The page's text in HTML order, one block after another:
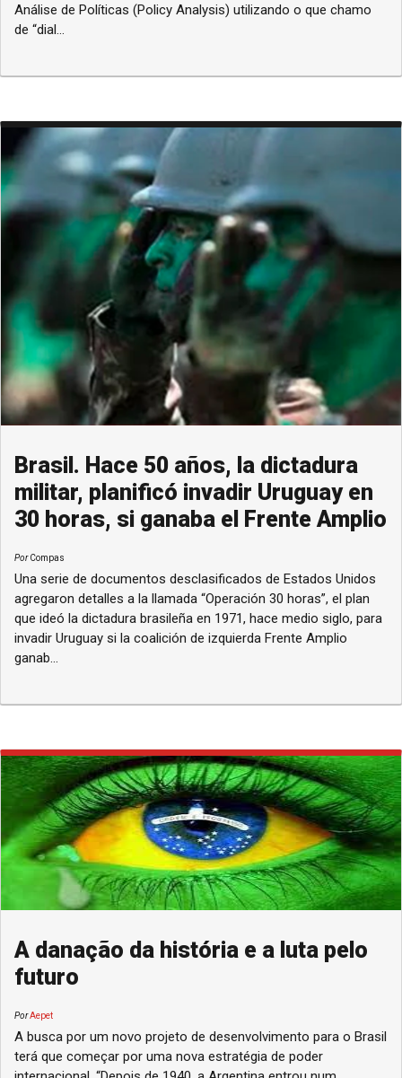
Análise de Políticas (Policy Analysis) utilizando o que chamo
de “dial...
Brasil. Hace 50 años, la dictadura
militar, planificó invadir Uruguay en
30 horas, si ganaba el Frente Amplio
PorCompas
Una serie de documentos desclasificados de Estados Unidos
agregaron detalles a la llamada “Operación 30 horas”, el plan
que ideó la dictadura brasileña en 1971, hace medio siglo, para
invadir Uruguay si la coalición de izquierda Frente Amplio
ganab...
A danação da história e a luta pelo
futuro
PorAepet
A busca por um novo projeto de desenvolvimento para o Brasil
terá que começar por uma nova estratégia de poder